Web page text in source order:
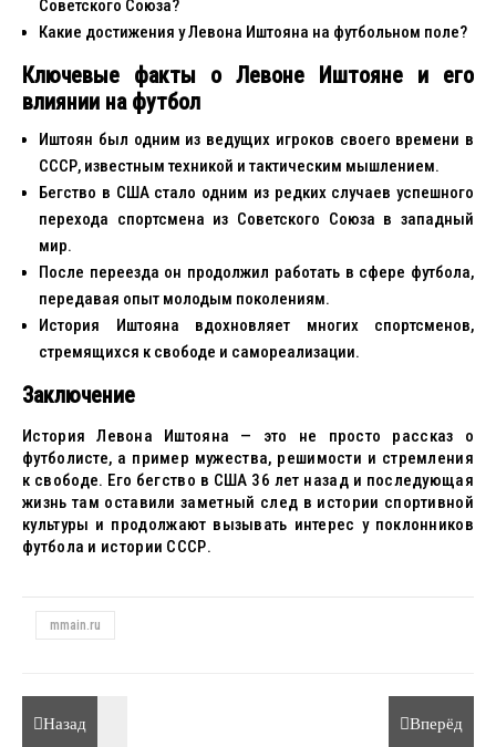
Советского Союза?
Какие достижения у Левона Иштояна на футбольном поле?
Ключевые факты о Левоне Иштояне и его
влиянии на футбол
Иштоян был одним из ведущих игроков своего времени в
СССР, известным техникой и тактическим мышлением.
Бегство в США стало одним из редких случаев успешного
перехода спортсмена из Советского Союза в западный
мир.
После переезда он продолжил работать в сфере футбола,
передавая опыт молодым поколениям.
История Иштояна вдохновляет многих спортсменов,
стремящихся к свободе и самореализации.
Заключение
История Левона Иштояна — это не просто рассказ о
футболисте, а пример мужества, решимости и стремления
к свободе. Его бегство в США 36 лет назад и последующая
жизнь там оставили заметный след в истории спортивной
культуры и продолжают вызывать интерес у поклонников
футбола и истории СССР.
mmain.ru
Назад Вперёд